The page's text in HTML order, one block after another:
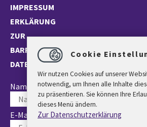
IMPRESSUM
ERKLÄRUNG
ZUR
BARRIEREFREIHEIT
DATENSCHUTZ
Name *
E-Mail *
Cookie
Wir nutzen Cookies auf unserer
notwendig, um Ihnen alle Inhalte
zu präsentieren. Sie können Ihre
dieses Menü ändern.
Zur Datenschutzerklärung